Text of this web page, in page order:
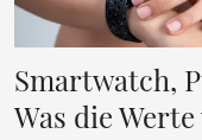
Smartwatch,
Was die